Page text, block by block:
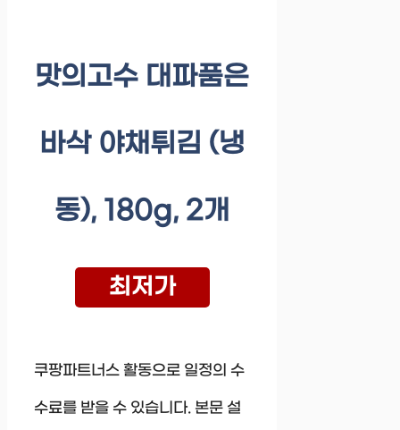
맛의고수 대파품은
바삭 야채튀김 (냉
동), 180g, 2개
최저가
쿠팡파트너스 활동으로 일정의 수
수료를 받을 수 있습니다. 본문 설